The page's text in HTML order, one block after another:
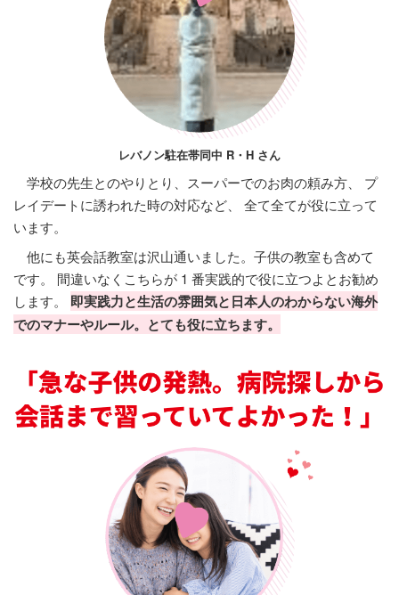
レバノン駐在帯同中 R・H さん
学校の先生とのやりとり、スーパーでのお肉の頼み方、 プ
レイデートに誘われた時の対応など、 全て全てが役に立って
います。
他にも英会話教室は沢山通いました。子供の教室も含めて
です。 間違いなくこちらが 1 番実践的で役に立つよとお勧め
します。 即実践力と生活の雰囲気と日本人のわからない海外
でのマナーやルール。とても役に立ちます。